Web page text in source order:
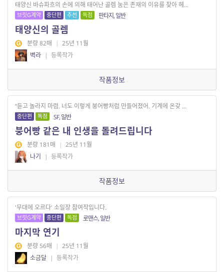
태양신 바슈파흐의 손에 의해 태어난 골렘 눔은 존재의 이유를 찾아 헤...
브릿G계약 중단편 추천 독점 판타지, 일반
태양신의 골렘
분량 82매 | 25년 11월
벽라 | 등록작가
작품정보
“듣고 놀라지 마렴. 너도 이렇게 붕어빵처럼 만들어졌어. 기계에 온갖 ...
중단편 독점 SF, 일반
붕어빵 같은 내 인생을 돌려드립니다
분량 181매 | 25년 11월
나기
| 등록작가
작품정보
'무대에 오르다' 소일장 참여작입니다.
브릿G계약 중단편 독점 로맨스, 일반
마지막 연기
분량 56매 | 25년 11월
소금달 | 등록작가